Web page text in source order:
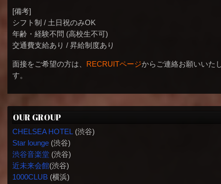
[備考]
シフト制 / 土日祝のみOK
年齢・経験不問 (高校生不可)
交通費支給あり / 昇給制度あり
面接をご希望の方は、 RECRUITページからご連絡お願いいた
す。
OUR GROUP
CHELSEA HOTEL (渋谷)
Star lounge(渋谷)
渋谷音楽堂(渋谷)
近未来会館(渋谷)
1000CLUB(横浜)